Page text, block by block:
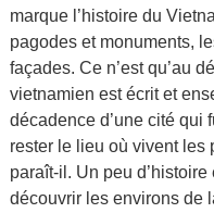
marque l’histoire du
pagodes et monuments,
façades. Ce n’est qu’au
vietnamien est écrit et
décadence d’une cité qui
rester le lieu où vivent les
paraît-il. Un peu
découvrir les environs de